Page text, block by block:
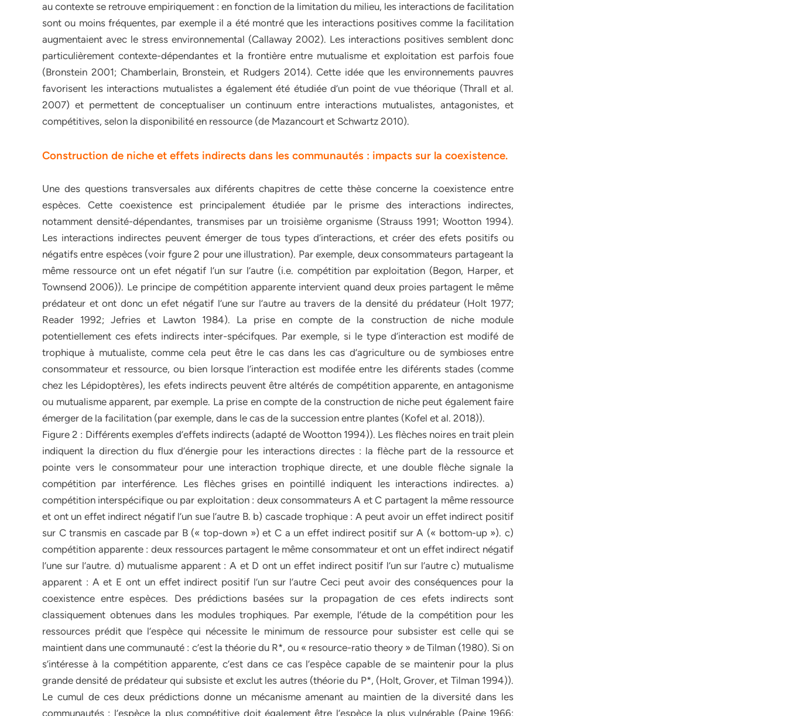
au contexte se retrouve empiriquement : en fonction de la limitation du milieu, les interactions de facilitation
sont ou moins fréquentes, par exemple il a été montré que les interactions positives comme la facilitation
augmentaient avec le stress environnemental (Callaway 2002). Les interactions positives semblent donc
particulièrement contexte-dépendantes et la frontière entre mutualisme et exploitation est parfois foue
(Bronstein 2001; Chamberlain, Bronstein, et Rudgers 2014). Cette idée que les environnements pauvres
favorisent les interactions mutualistes a également été étudiée d’un point de vue théorique (Thrall et al.
2007) et permettent de conceptualiser un continuum entre interactions mutualistes, antagonistes, et
compétitives, selon la disponibilité en ressource (de Mazancourt et Schwartz 2010).
Construction de niche et effets indirects dans les communautés : impacts sur la coexistence.
Une des questions transversales aux diférents chapitres de cette thèse concerne la coexistence entre
espèces. Cette coexistence est principalement étudiée par le prisme des interactions indirectes,
notamment densité-dépendantes, transmises par un troisième organisme (Strauss 1991; Wootton 1994).
Les interactions indirectes peuvent émerger de tous types d’interactions, et créer des efets positifs ou
négatifs entre espèces (voir fgure 2 pour une illustration). Par exemple, deux consommateurs partageant la
même ressource ont un efet négatif l’un sur l’autre (i.e. compétition par exploitation (Begon, Harper, et
Townsend 2006)). Le principe de compétition apparente intervient quand deux proies partagent le même
prédateur et ont donc un efet négatif l’une sur l’autre au travers de la densité du prédateur (Holt 1977;
Reader 1992; Jefries et Lawton 1984). La prise en compte de la construction de niche module
potentiellement ces efets indirects inter-spécifques. Par exemple, si le type d’interaction est modifé de
trophique à mutualiste, comme cela peut être le cas dans les cas d’agriculture ou de symbioses entre
consommateur et ressource, ou bien lorsque l’interaction est modifée entre les diférents stades (comme
chez les Lépidoptères), les efets indirects peuvent être altérés de compétition apparente, en antagonisme
ou mutualisme apparent, par exemple. La prise en compte de la construction de niche peut également faire
émerger de la facilitation (par exemple, dans le cas de la succession entre plantes (Kofel et al. 2018)).
Figure 2 : Différents exemples d’effets indirects (adapté de Wootton 1994)). Les flèches noires en trait plein
indiquent la direction du flux d’énergie pour les interactions directes : la flèche part de la ressource et
pointe vers le consommateur pour une interaction trophique directe, et une double flèche signale la
compétition par interférence. Les flèches grises en pointillé indiquent les interactions indirectes. a)
compétition interspécifique ou par exploitation : deux consommateurs A et C partagent la même ressource
et ont un effet indirect négatif l’un sue l’autre B. b) cascade trophique : A peut avoir un effet indirect positif
sur C transmis en cascade par B (« top-down ») et C a un effet indirect positif sur A (« bottom-up »). c)
compétition apparente : deux ressources partagent le même consommateur et ont un effet indirect négatif
l’une sur l’autre. d) mutualisme apparent : A et D ont un effet indirect positif l’un sur l’autre c) mutualisme
apparent : A et E ont un effet indirect positif l’un sur l’autre Ceci peut avoir des conséquences pour la
coexistence entre espèces. Des prédictions basées sur la propagation de ces efets indirects sont
classiquement obtenues dans les modules trophiques. Par exemple, l’étude de la compétition pour les
ressources prédit que l’espèce qui nécessite le minimum de ressource pour subsister est celle qui se
maintient dans une communauté : c’est la théorie du R*, ou « resource-ratio theory » de Tilman (1980). Si on
s’intéresse à la compétition apparente, c’est dans ce cas l’espèce capable de se maintenir pour la plus
grande densité de prédateur qui subsiste et exclut les autres (théorie du P*, (Holt, Grover, et Tilman 1994)).
Le cumul de ces deux prédictions donne un mécanisme amenant au maintien de la diversité dans les
communautés : l’espèce la plus compétitive doit également être l’espèce la plus vulnérable (Paine 1966;